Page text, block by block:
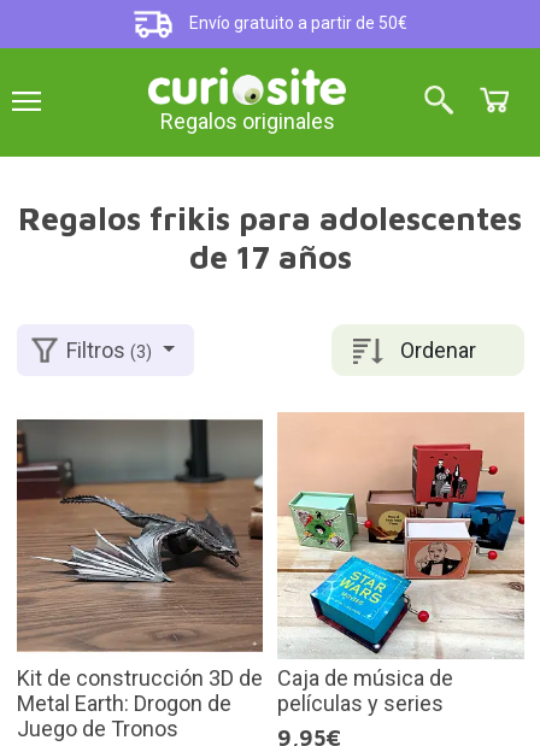
Envío gratuito a partir de 50€
Regalos originales
Regalos frikis para adolescentes
de 17 años
Ordenar
Filtros(3)
Kit de construcción 3D de
Metal Earth: Drogon de
Juego de Tronos
Caja de música de
películas y series
9,95€